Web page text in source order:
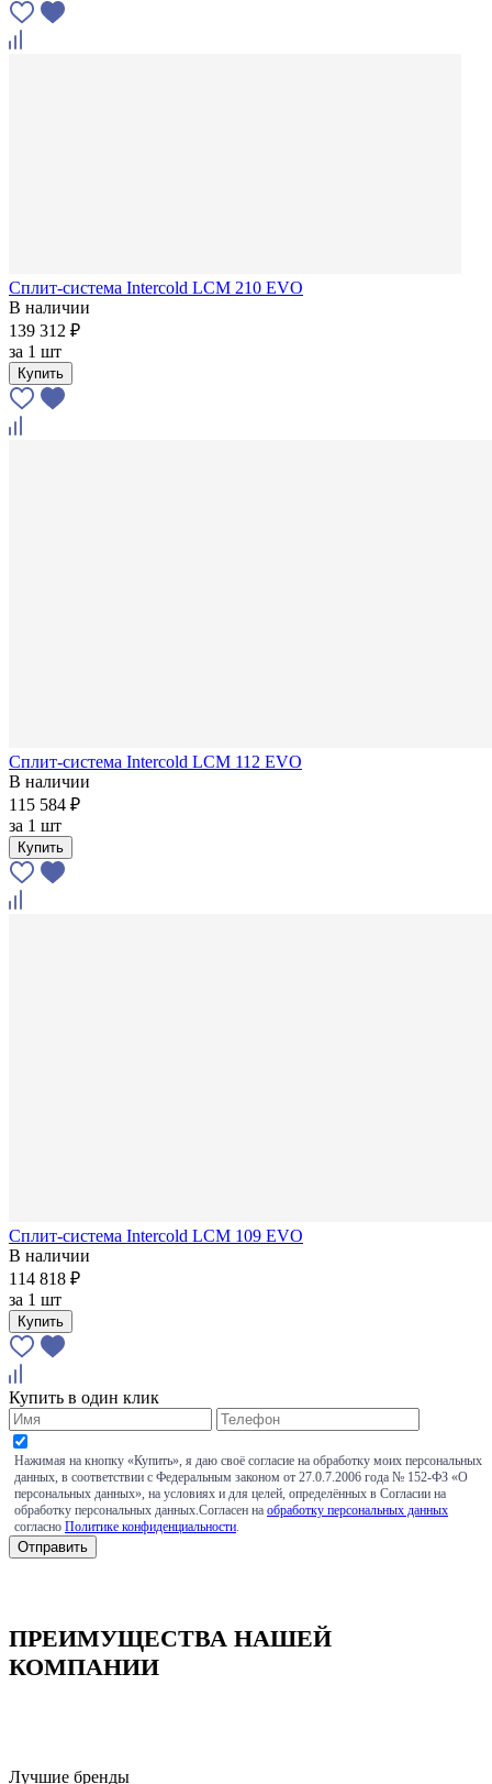
Сплит-система Intercold LCM 210 EVO
В наличии
139 312 ₽
за 1 шт
Купить
Сплит-система Intercold LCM 112 EVO
В наличии
115 584 ₽
за 1 шт
Купить
Сплит-система Intercold LCM 109 EVO
В наличии
114 818 ₽
за 1 шт
Купить
Купить в один клик
Нажимая на кнопку «Купить», я даю своё согласие на обработку моих персональных
данных, в соответствии с Федеральным законом от 27.0.7.2006 года № 152-ФЗ «О
персональных данных», на условиях и для целей, определённых в Согласии на
обработку персональных данных.Согласен на обработку персональных данных
согласно Политике конфиденциальности
ПРЕИМУЩЕСТВА НАШЕЙ
КОМПАНИИ
Лучшие бренды